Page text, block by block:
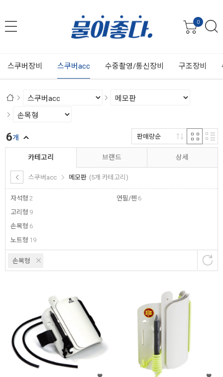
0
스쿠버장비 스쿠버acc 수중촬영/통신장비 구조장비
카테고리
스쿠버acc 메모판 (5개 카테고리)
자석형 2
고리형 9
손목형 6
노트형 19
연필/펜 6
브랜드 상세
손목형
6개 판매량순